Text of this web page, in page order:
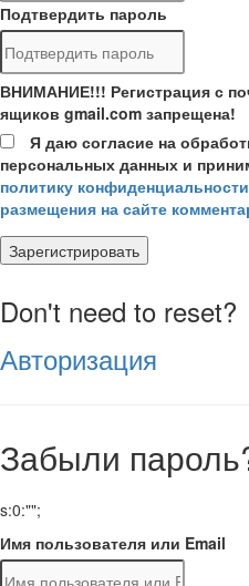
Подтвердить пароль
ВНИМАНИЕ!!! Регистрация с
ящиков gmail.com запрещена!
Я даю согласие на
персональных данных и
политику конфиденциальности
размещения на сайте
Зарегистрировать
Don't need to reset?
Авторизация
Забыли
s:0:"";
Имя пользователя или Email